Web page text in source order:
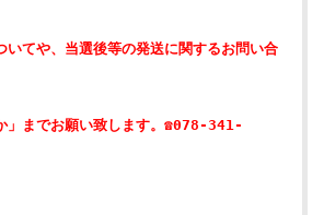
いてや、当選後等の発送に関するお問い合
」までお願い致します。☎078-341-